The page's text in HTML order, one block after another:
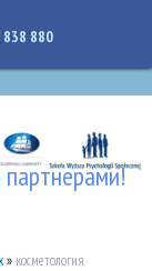
site-verification:
838 880
» косметология